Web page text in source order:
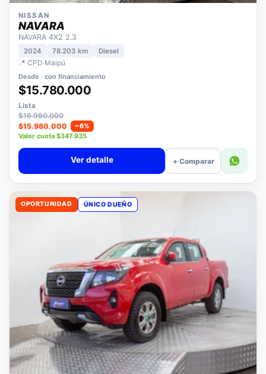
NISSAN
NAVARA
NAVARA 4X2 2.3
2024 78.203 km
📍 CPD Maipú
Desde · con financiamiento
$15.780.000
Lista
$16.980.000
$15.980.000
−6%
Valor cuota $347.935
+ Comparar
OPORTUNIDAD